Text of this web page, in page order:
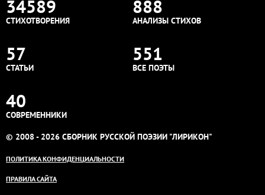
34589
СТИХОТВОРЕНИЯ
888
АНАЛИЗЫ СТИХОВ
57
СТАТЬИ
551
ВСЕ ПОЭТЫ
40
СОВРЕМЕННИКИ
© 2008 - 2026 СБОРНИК РУССКОЙ ПОЭЗИИ "ЛИРИКОН"
ПОЛИТИКА КОНФИДЕНЦИАЛЬНОСТИ
ПРАВИЛА САЙТА